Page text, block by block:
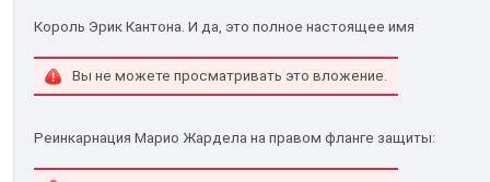
Король Эрик Кантона. И да, это полное настоящее имя
Вы не можете просматривать это вложение.
Реинкарнация Марио Жардела на правом фланге защиты: